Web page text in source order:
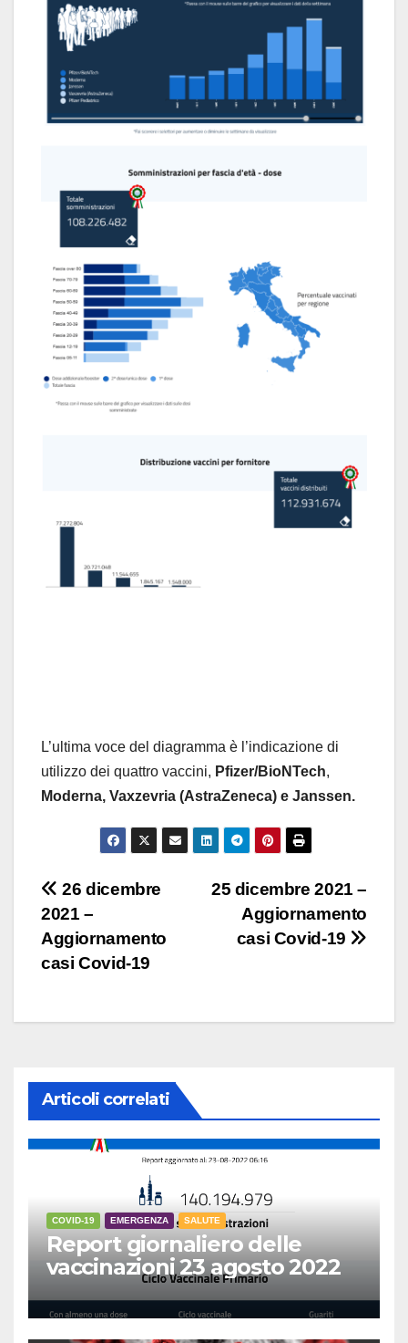
L’ultima voce del diagramma è l’indicazione di
utilizzo dei quattro vaccini, Pfizer/BioNTech,
Moderna, Vaxzevria (AstraZeneca) e Janssen.
Navigazione
articoli
25 dicembre 2021 –
Aggiornamento
casi Covid-19
26 dicembre
2021 –
Aggiornamento
casi Covid-19
Articoli correlati
COVID-19 EMERGENZA SALUTE
Report giornaliero delle
vaccinazioni 23 agosto 2022